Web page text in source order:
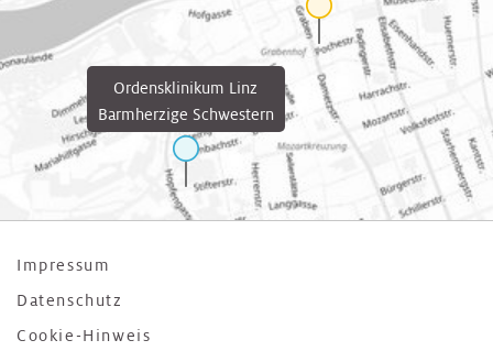
Ordensklinikum Linz
Barmherzige Schwestern
Impressum
Datenschutz
Cookie-Hinweis